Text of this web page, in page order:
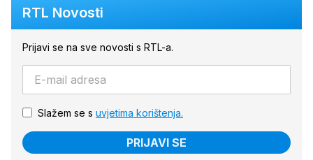
RTL Novosti
Prijavi se na sve novosti s RTL-a.
Slažem se s uvjetima korištenja.
PRIJAVI SE